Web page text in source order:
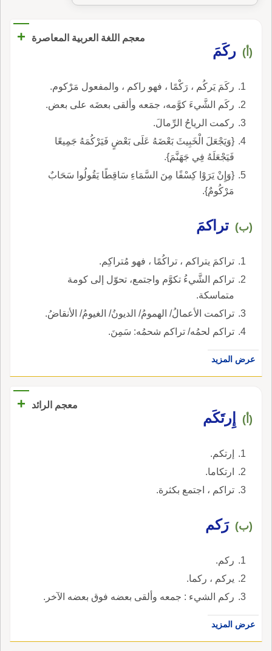
معجم اللغة العربية المعاصرة +
(أ) ركَمَ
ركَمَ يَركُم ، رَكْمًا ، فهو راكم ، والمفعول مَرْكوم.
ركَم الشَّيءَ كوَّمه، جمَعه وألقى بعضَه على بعض.
ركمت الرياحُ الرِّمالَ.
{وَيَجْعَلَ الْخَبِيثَ بَعْضَهُ عَلَى بَعْضٍ فَيَرْكُمَهُ جَمِيعًا
فَيَجْعَلَهُ فِي جَهَنَّمَ}.
{وَإِنْ يَرَوْا كِسْفًا مِنَ السَّمَاءِ سَاقِطًا يَقُولُوا سَحَابٌ
مَرْكُومٌ}.
(ب) تراكمَ
تراكمَ يتراكم ، تراكُمًا ، فهو مُتراكِم.
تراكم الشَّيءُ تكوَّم واجتمع، تحوّل إلى كومة
متماسكة.
تراكمت الأعمالُ/ الهمومُ/ الديونُ/ الغيومُ/ الأنقاضُ.
تراكم لحمُه/ تراكم شحمُه: سَمِنَ.
عرض المزيد
معجم الرائد +
(أ) إِرتَكَم
إرتكم.
ارتكاما.
تراكم ، اجتمع بكثرة.
(ب) رَكم
ركم.
يركم ، ركما.
ركم الشيء : جمعه وألقى بعضه فوق بعضه الآخر.
عرض المزيد